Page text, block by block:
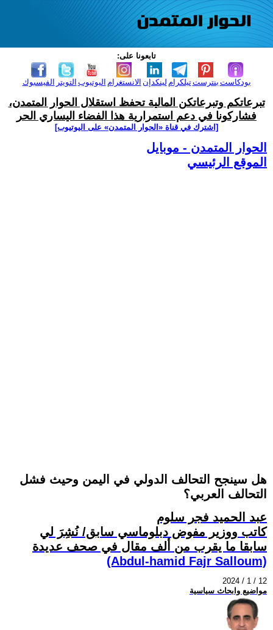
تابعونا على:
الفيسبوك التويتر اليوتيوب الانستغرام لينكدإن تيلكرامبنترست بودكاست
تبرعاتكم وتبرعاتكن المالية تحفظ استقلال الحوار المتمدن،
فشاركونا في دعم استمرارية هذا الفضاء اليساري الحر
[اشترك في قناة ‫«الحوار المتمدن» على اليوتيوب]
الحوار المتمدن - موبايل
الموقع الرئيسي
هل سينجح التحالف الدولي في اليمن وحيث فشل
التحالف العربي؟
عبد الحميد فجر سلوم
كاتب ووزير مفوض دبلوماسي سابق/ نُشِرَ لي
سابقا ما يقرب من ألف مقال في صحف عديدة
(Abdul-hamid Fajr Salloum)
2024 / 1 / 12
مواضيع وابحاث سياسية